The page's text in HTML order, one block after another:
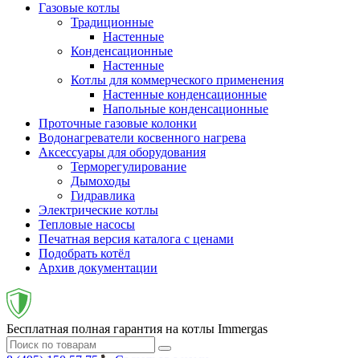
Газовые котлы
Традиционные
Настенные
Конденсационные
Настенные
Котлы для коммерческого применения
Настенные конденсационные
Напольные конденсационные
Проточные газовые колонки
Водонагреватели косвенного нагрева
Аксессуары для оборудования
Терморегулирование
Дымоходы
Гидравлика
Электрические котлы
Тепловые насосы
Печатная версия каталога с ценами
Подобрать котёл
Архив документации
Бесплатная полная гарантия на котлы Immergas